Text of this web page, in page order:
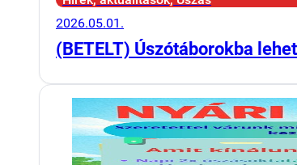
2026.05.01.
(BETELT) Úszótáborokba